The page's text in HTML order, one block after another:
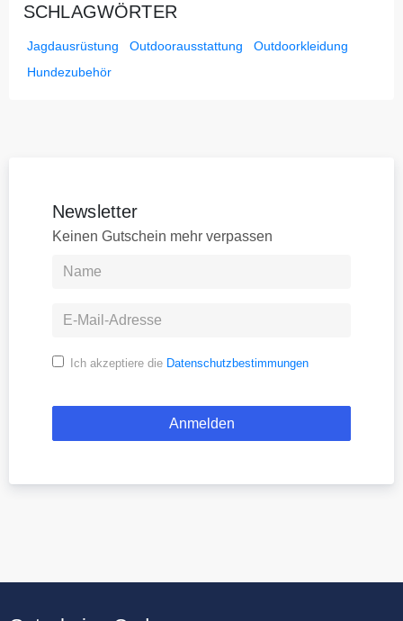
SCHLAGWÖRTER
Jagdausrüstung Outdoorausstattung
Outdoorkleidung
Hundezubehör
Newsletter
Keinen Gutschein mehr verpassen
Ich akzeptiere die Datenschutzbestimmungen